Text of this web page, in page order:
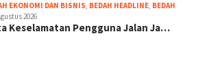
EKONOMI DAN BISNIS, BEDAH HEADLINE, BEDAH
2026
Keselamatan Pengguna Jalan Ja…